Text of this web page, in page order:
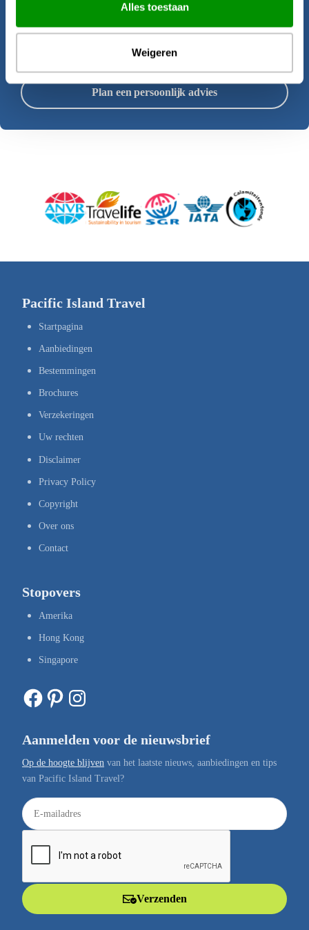
Alles toestaan
Weigeren
samenstellen van deze rondreis.
Offerte aanvragen
Plan een persoonlijk advies
Pacific Island Travel
Startpagina
Aanbiedingen
Bestemmingen
Brochures
Verzekeringen
Uw rechten
Disclaimer
Privacy Policy
Copyright
Over ons
Contact
Stopovers
Amerika
Hong Kong
Singapore
Facebook Pinterest Instagram
Aanmelden voor de nieuwsbrief
Op de hoogte blijven van het laatste nieuws, aanbiedingen en tips
van Pacific Island Travel?
E
-
a
Verzenden